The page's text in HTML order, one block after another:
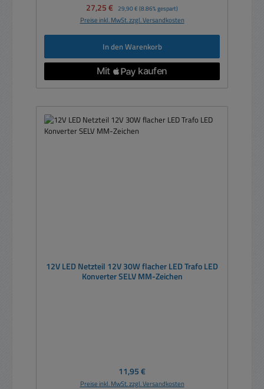
Verkaufspreis:
27,25 € Regulärer Preis:
29,90 € (8.86% gespart)
Preise inkl. MwSt. zzgl. Versandkosten
In den Warenkorb
12V LED Netzteil 12V 30W flacher LED Trafo LED
Konverter SELV MM-Zeichen
Regulärer Preis:
11,95 €
Preise inkl. MwSt. zzgl. Versandkosten